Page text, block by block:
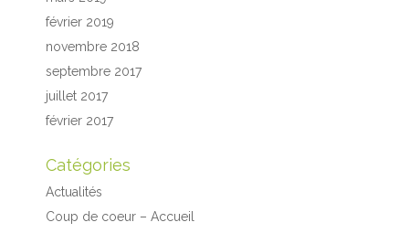
février 2019
novembre 2018
septembre 2017
juillet 2017
février 2017
Catégories
Actualités
Coup de coeur – Accueil